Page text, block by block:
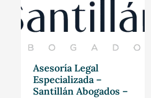
Asesoría Legal
Especializada –
Santillán Abogados –